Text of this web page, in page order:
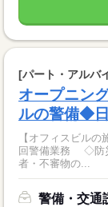
[パート・アルバ
オープニン
ルの警備◆
【オフィスビルの施設警備】 ＼屋内メイ
回警備業務 ◇防災
者・不審物の...
警備・交通